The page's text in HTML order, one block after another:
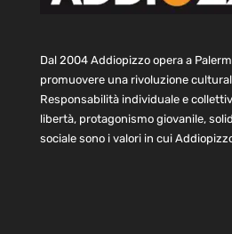
Dal 2004 Addiopizzo opera a
promuovere una rivoluzione
Responsabilità individuale e
libertà, protagonismo giovanile,
sociale sono i valori in cui